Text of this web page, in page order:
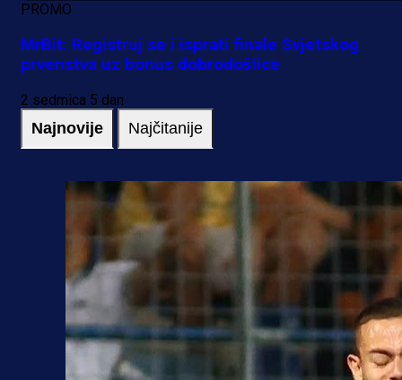
PROMO
MrBit: Registruj se i isprati finale Svjetskog
prvenstva uz bonus dobrodošlice
2 sedmica 5 dan
Najnovije Najčitanije